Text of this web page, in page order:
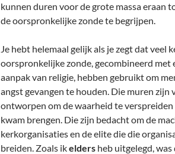
kunnen duren voor de grote massa eraan
de oorspronkelijke zonde te begrijpen.
Je hebt helemaal gelijk als je zegt dat veel
oorspronkelijke zonde, gecombineerd met
aanpak van religie, hebben gebruikt om
angst gevangen te houden. Die muren zijn
ontworpen om de waarheid te verspreiden
kwam brengen. Die zijn bedacht om de
kerkorganisaties en de elite die die
breiden. Zoals ikelders heb uitgelegd,